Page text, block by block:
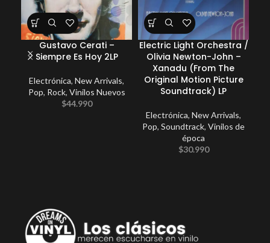
Gustavo Cerati –
Siempre Es Hoy 2LP
Electrónica, New Arrivals,
Pop, Rock, Vinilos Nuevos
$44.990
Electric Light Orchestra /
Olivia Newton-John –
Xanadu (From The
Original Motion Picture
Soundtrack) LP
Electrónica, New Arrivals,
Pop, Soundtrack, Vinilos de
época
$30.990